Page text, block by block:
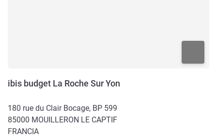
ibis budget La Roche Sur Yon
180 rue du Clair Bocage, BP 599
85000 MOUILLERON LE CAPTIF
FRANCIA